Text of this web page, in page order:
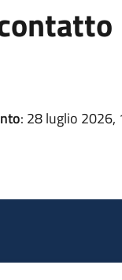
: 28 luglio 2026,